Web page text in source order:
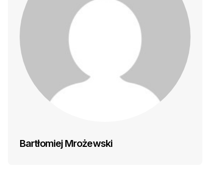
Bartłomiej Mrożewski